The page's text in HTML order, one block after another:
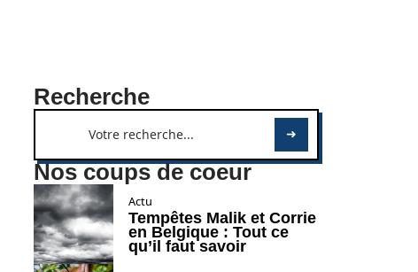
Recherche
Nos coups de coeur
Actu
Tempêtes Malik et Corrie
en Belgique : Tout ce
qu’il faut savoir